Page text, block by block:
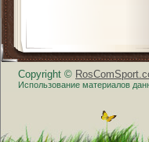
Copyright ©
Использование материалов